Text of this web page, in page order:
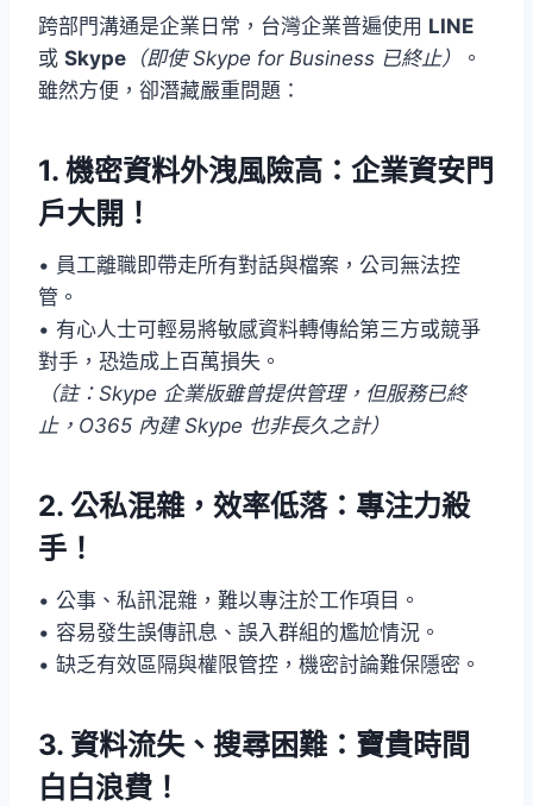
跨部門溝通是企業日常，台灣企業普遍使用 LINE
或 Skype （即使 Skype for Business 已終止）
。
雖然方便，卻潛藏嚴重問題：
1. 機密資料外洩風險高：企業資安門
戶大開！
• 員工離職即帶走所有對話與檔案，公司無法控
管。
• 有心人士可輕易將敏感資料轉傳給第三方或競爭
對手，恐造成上百萬損失。
（註：Skype 企業版雖曾提供管理，但服務已終
止，O365 內建 Skype 也非長久之計）
2. 公私混雜，效率低落：專注力殺
手！
• 公事、私訊混雜，難以專注於工作項目。
• 容易發生誤傳訊息、誤入群組的尷尬情況。
• 缺乏有效區隔與權限管控，機密討論難保隱密。
3. 資料流失、搜尋困難：寶貴時間
白白浪費！